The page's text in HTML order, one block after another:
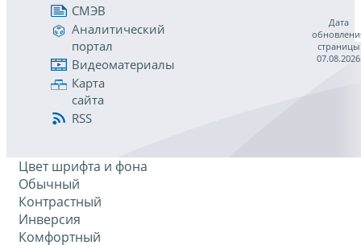
СМЭВ
Аналитический
портал
Видеоматериалы
Карта
сайта
RSS
Дата
страницы
07.08.2026
Цвет шрифта и фона
Обычный
Контрастный
Инверсия
Комфортный